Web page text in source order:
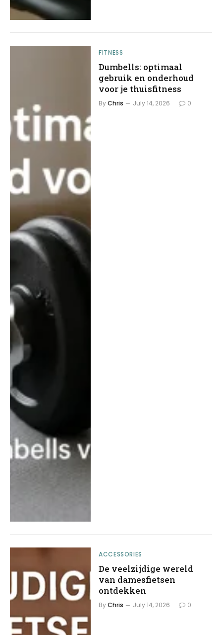
FITNESS
Dumbells: optimaal
gebruik en onderhoud
voor je thuisfitness
ByChris July 14, 2026 0
ACCESSORIES
De veelzijdige wereld
van damesfietsen
ontdekken
ByChris July 14, 2026 0